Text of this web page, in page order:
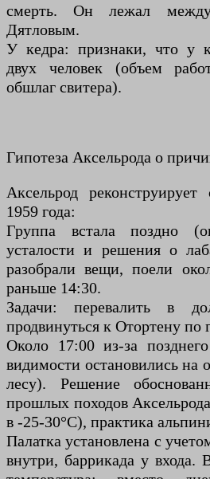
смерть. Он лежал
Дятловым.
У кедра: признаки, что у
двух человек (объем
обшлаг свитера).
Гипотеза Аксельрода о
Аксельрод
1959 года:
Группа встала поздно
усталости и решения о
разобрали вещи, поели
раньше 14:30.
Задачи: перевалить в
продвинуться к Отортену по
Около 17:00 из-за
видимости остановились на
лесу). Решение
прошлых походов
в -25-30°C), практика
Палатка установлена с
внутри, баррикада у входа.